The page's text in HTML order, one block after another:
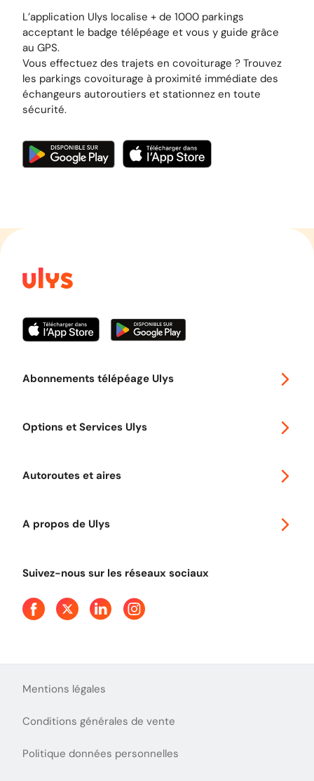
L’application Ulys localise + de 1000 parkings
acceptant le badge télépéage et vous y guide grâce
au GPS.
Vous effectuez des trajets en covoiturage ? Trouvez
les parkings covoiturage à proximité immédiate des
échangeurs autoroutiers et stationnez en toute
sécurité.
Abonnements télépéage Ulys
Options et Services Ulys
Autoroutes et aires
A propos de Ulys
Presse
Suivez-nous sur les réseaux sociaux
Mentions légales
Conditions générales de vente
Politique données personnelles